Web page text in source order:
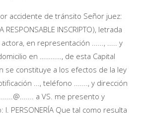
accidente de tránsito Señor juez:
RESPONSABLE INSCRIPTO), letrada
en representación ......, ..... y
en …………, de esta Capital
se constituye a los efectos de la ley
..., teléfono ......., y dirección
a VS. me presento y
PERSONERÍA Que tal como resulta